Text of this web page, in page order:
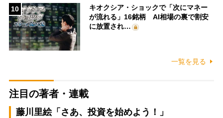
10
キオクシア・ショックで「次にマネー
が流れる」16銘柄 AI相場の裏で割安
に放置され…
一覧を見る
注目の著者・連載
藤川里絵「さあ、投資を始めよう！」